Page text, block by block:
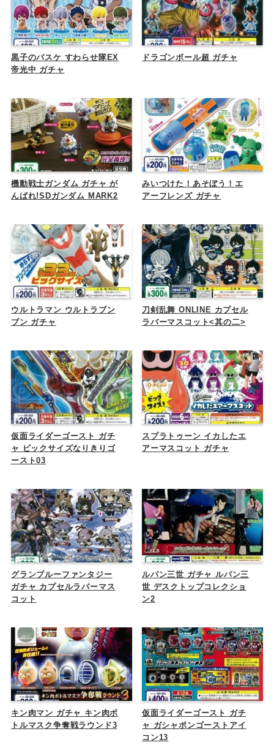
黒子のバスケ すわらせ隊EX
帝光中 ガチャ
ドラゴンボール超 ガチャ
機動戦士ガンダム ガチャ が
んばれ!SDガンダム MARK2
みいつけた！あそぼう！エ
アーフレンズ ガチャ
ウルトラマン ウルトラブン
ブン ガチャ
刀剣乱舞 ONLINE カプセル
ラバーマスコット<其の二>
仮面ライダーゴースト ガチ
ャ ビックサイズなりきりゴ
ースト03
スプラトゥーン イカしたエ
アーマスコット ガチャ
グランブルーファンタジー
ガチャ カプセルラバーマス
コット
ルパン三世 ガチャ ルパン三
世 デスクトップコレクショ
ン2
キン肉マン ガチャ キン肉ボ
トルマスク争奪戦ラウンド3
仮面ライダーゴースト ガチ
ャ ガシャポンゴーストアイ
コン13